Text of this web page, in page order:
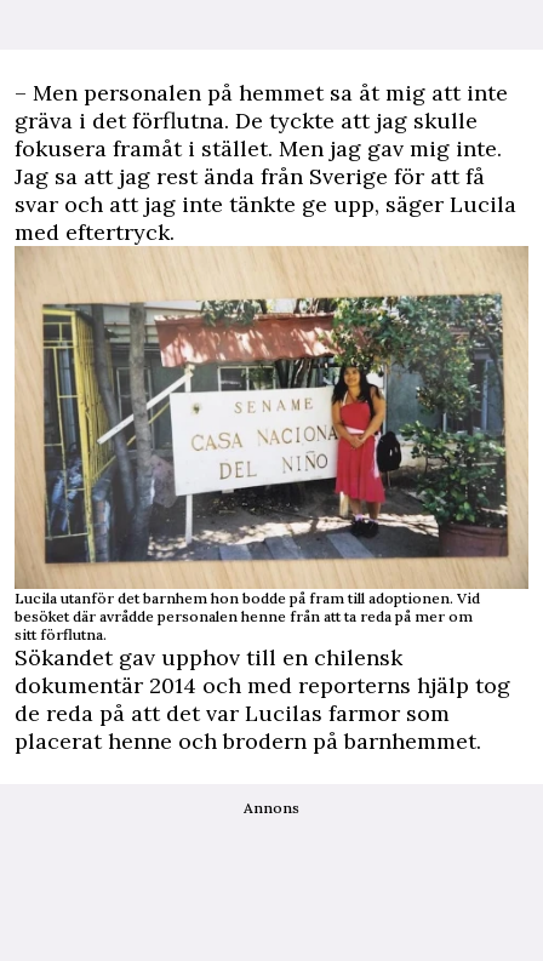
– Men personalen på hemmet sa åt mig att inte
gräva i det förflutna. De tyckte att jag skulle
fokusera framåt i stället. Men jag gav mig inte.
Jag sa att jag rest ända från Sverige för att få
svar och att jag inte tänkte ge upp, säger Lucila
med eftertryck.
Lucila utanför det barnhem hon bodde på fram till adoptionen. Vid
besöket där avrådde personalen henne från att ta reda på mer om
sitt förflutna.
Sökandet gav upphov till en chilensk
dokumentär 2014 och med reporterns hjälp tog
de reda på att det var Lucilas farmor som
placerat henne och brodern på barnhemmet.
Annons